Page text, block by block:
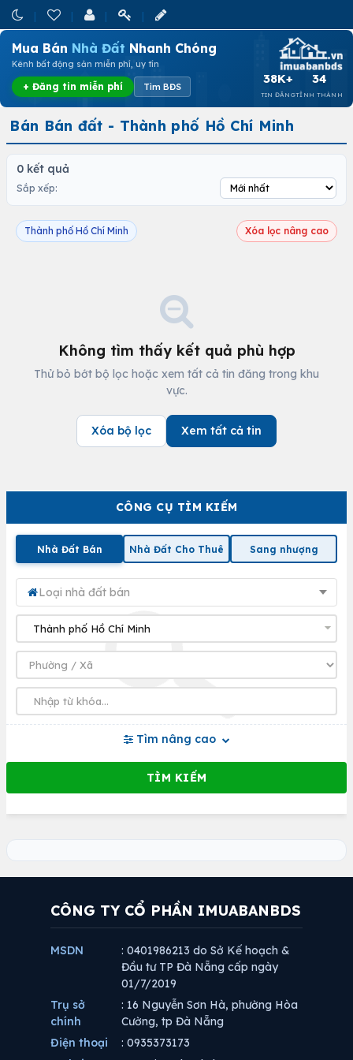
Mua Bán Nhà Đất Nhanh Chóng
Kênh bất động sản miễn phí, uy tín
+ Đăng tin miễn phí Tìm BĐS
38K+
TIN ĐĂNG
34
TỈNH THÀNH
CÔNG CỤ TÌM KIẾM
Nhà Đất Bán Nhà Đất Cho Thuê Sang nhượng
Loại nhà đất bán
Tìm nâng cao
Bán Bán đất - Thành phố Hồ Chí Minh
0 kết quả
Sắp xếp:
Thành phố Hồ Chí Minh Xóa lọc nâng cao
Không tìm thấy kết quả phù hợp
Thử bỏ bớt bộ lọc hoặc xem tất cả tin đăng trong khu
vực.
Xóa bộ lọc Xem tất cả tin
CÔNG TY CỔ PHẦN IMUABANBDS
MSDN
: 0401986213 do Sở Kế hoạch &
Đầu tư TP Đà Nẵng cấp ngày
01/7/2019
Trụ sở
chính
: 16 Nguyễn Sơn Hà, phường Hòa
Cường, tp Đà Nẵng
Điện thoại
: 0935373173